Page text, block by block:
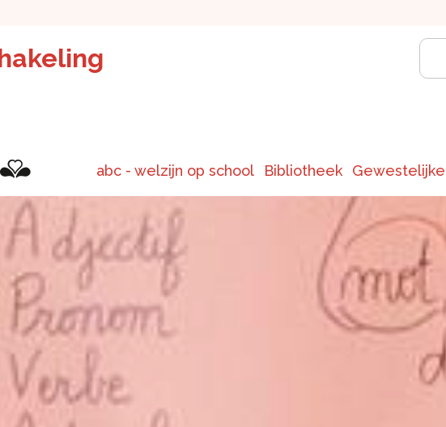
abc - welzijn op school Bibliotheek